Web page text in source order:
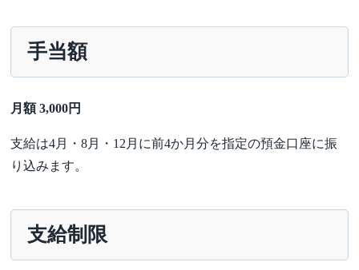
手当額
月額 3,000円
支給は4月・8月・12月に前4か月分を指定の預金口座に振
り込みます。
支給制限